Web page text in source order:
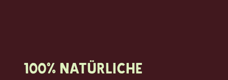
100% natürliche